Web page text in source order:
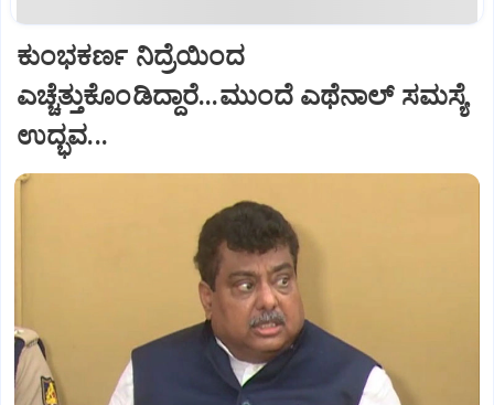
ಕುಂಭಕರ್ಣ ನಿದ್ರೆಯಿಂದ
ಎಚ್ಚೆತ್ತುಕೊಂಡಿದ್ದಾರೆ...ಮುಂದೆ ಎಥೆನಾಲ್ ಸಮಸ್ಯೆ
ಉದ್ಭವ...